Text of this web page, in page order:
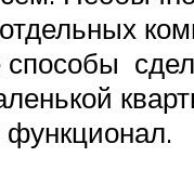
способы